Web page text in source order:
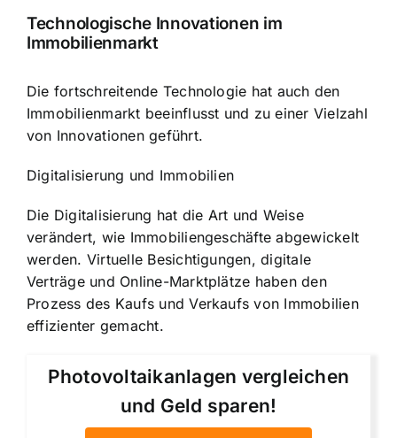
Technologische Innovationen im
Immobilienmarkt
Die fortschreitende Technologie hat auch den
Immobilienmarkt beeinflusst und zu einer Vielzahl
von Innovationen geführt.
Digitalisierung und Immobilien
Die Digitalisierung hat die Art und Weise
verändert, wie Immobiliengeschäfte abgewickelt
werden. Virtuelle Besichtigungen, digitale
Verträge und Online-Marktplätze haben den
Prozess des Kaufs und Verkaufs von Immobilien
effizienter gemacht.
Photovoltaikanlagen vergleichen
und Geld sparen!